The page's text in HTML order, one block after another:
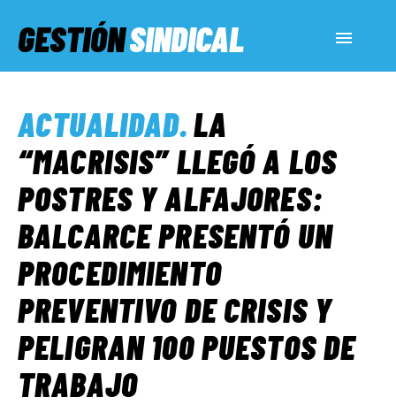
GESTIÓNSINDICAL
SERVICIOS SOCIALES
INFORMES ESPECIALES
FUERA DE MEGÁFONO
EL LADO «G»
ACTUALIDAD.LA
“MACRISIS” LLEGÓ A LOS
POSTRES Y ALFAJORES:
BALCARCE PRESENTÓ UN
PROCEDIMIENTO
PREVENTIVO DE CRISIS Y
PELIGRAN 100 PUESTOS DE
TRABAJO